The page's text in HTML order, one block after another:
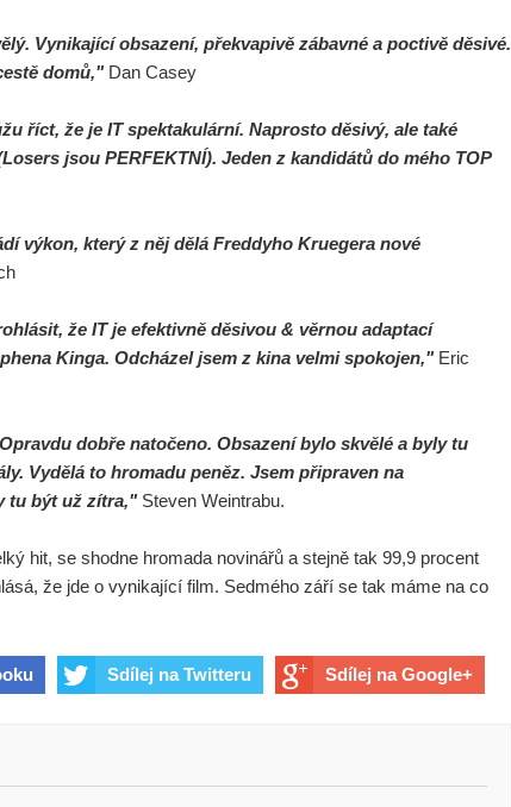
Vynikající obsazení, překvapivě zábavné a poctivě děsivé.
domů,"Dan Casey
říct, že je IT spektakulární. Naprosto děsivý, ale také
jsou PERFEKTNÍ). Jeden z kandidátů do mého TOP
výkon, který z něj dělá Freddyho Kruegera nové
že IT je efektivně děsivou & věrnou adaptací
Kinga. Odcházel jsem z kina velmi spokojen,"Eric
dobře natočeno. Obsazení bylo skvělé a byly tu
Vydělá to hromadu peněz. Jsem připraven na
tu být už zítra,"Steven Weintrabu.
hit, se shodne hromada novinářů a stejně tak 99,9 procent
že jde o vynikající film. Sedmého září se tak máme na co
Sdílej na Twitteru Sdílej na Google+